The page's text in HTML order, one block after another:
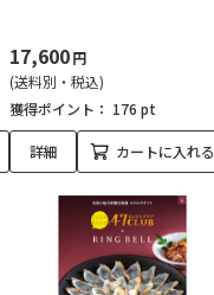
17,600円
(送料別・税込)
獲得ポイント： 176 pt
詳細 カートに入れる